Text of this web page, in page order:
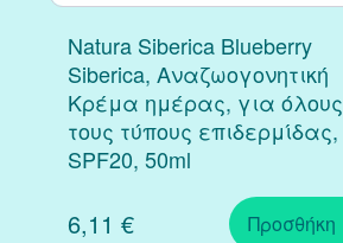
Natura Siberica Blueberry
Siberica, Αναζωογονητική
Κρέμα ημέρας, για όλους
τους τύπους επιδερμίδας,
SPF20, 50ml
6,11 € Προσθήκη